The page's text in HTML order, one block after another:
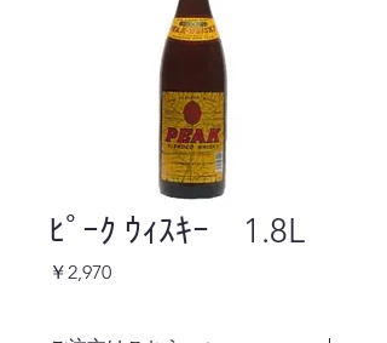
ﾋﾟｰｸ ｳｨｽｷｰ 1.8L
￥2,970価